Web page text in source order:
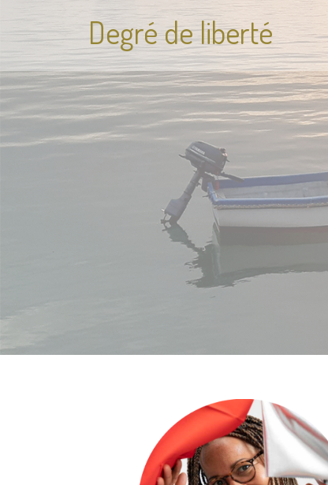
Degré de liberté